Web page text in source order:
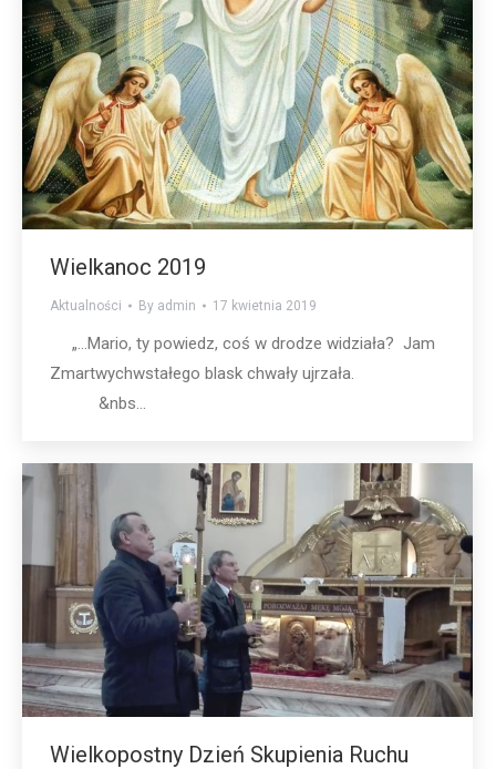
Wielkanoc 2019
Aktualności By admin 17 kwietnia 2019
„…Mario, ty powiedz, coś w drodze widziała? Jam
Zmartwychwstałego blask chwały ujrzała.
&nbs...
Wielkopostny Dzień Skupienia Ruchu